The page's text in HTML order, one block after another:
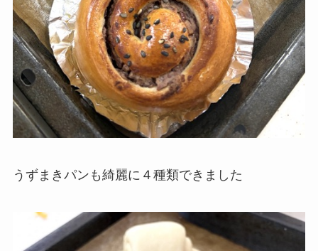
うずまきパンも綺麗に４種類できました